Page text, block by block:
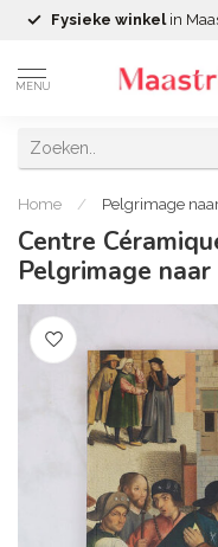
Fysieke winkel in
MENU
Home / Pelgrimage
Centre
Pelgrimage